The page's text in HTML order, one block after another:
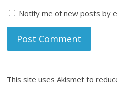
Notify me of new posts by
This site uses Akismet to